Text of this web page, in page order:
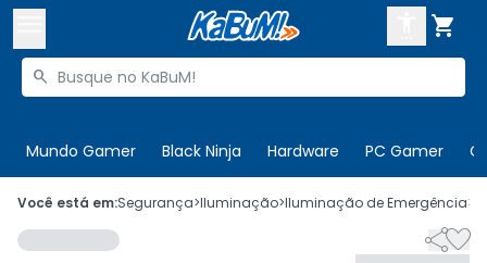

Buscar produtos

Mundo Gamer Black Ninja Hardware PC Gamer
 Olá. Acesse sua conta
 Departamentos
Você está em:Segurança>Iluminação>Iluminação de Emergência>
